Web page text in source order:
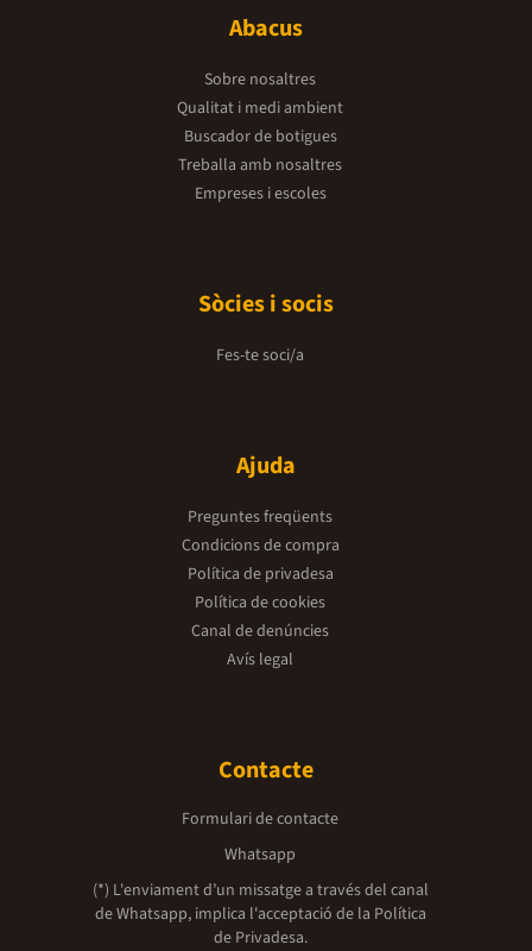
Abacus
Sobre nosaltres
Qualitat i medi ambient
Buscador de botigues
Treballa amb nosaltres
Empreses i escoles
Sòcies i socis
Fes-te soci/a
Ajuda
Preguntes freqüents
Condicions de compra
Política de privadesa
Política de cookies
Canal de denúncies
Avís legal
Contacte
Formulari de contacte
Whatsapp
(*) L'enviament d’un missatge a través del canal
de Whatsapp, implica l'acceptació de la Política
de Privadesa.